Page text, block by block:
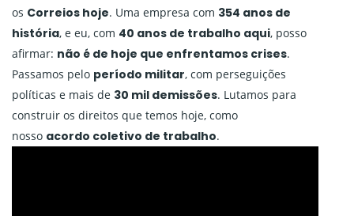
os Correios hoje. Uma empresa com 354 anos de
história, e eu, com 40 anos de trabalho aqui, posso
afirmar: não é de hoje que enfrentamos crises.
Passamos pelo período militar, com perseguições
políticas e mais de 30 mil demissões. Lutamos para
construir os direitos que temos hoje, como
nosso acordo coletivo de trabalho.